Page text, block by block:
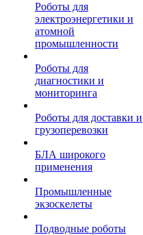
Роботы для
электроэнергетики и
атомной
промышленности
Роботы для
диагностики и
мониторинга
Роботы для доставки и
грузоперевозки
БЛА широкого
применения
Промышленные
экзоскелеты
Подводные роботы